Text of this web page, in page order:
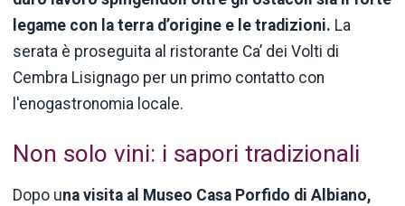
legame con la terra d’origine e le tradizioni. La
serata è proseguita al ristorante Ca’ dei Volti di
Cembra Lisignago per un primo contatto con
l'enogastronomia locale.
Non solo vini: i sapori tradizionali
Dopo una visita al Museo Casa Porfido di Albiano,